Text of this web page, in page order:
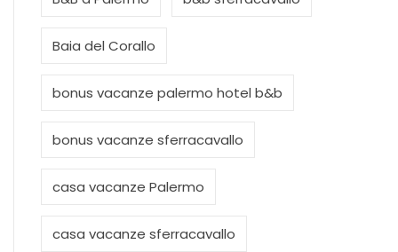
Baia del Corallo
bonus vacanze palermo hotel b&b
bonus vacanze sferracavallo
casa vacanze Palermo
casa vacanze sferracavallo